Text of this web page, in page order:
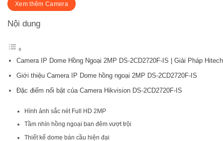
Xem thêm Camera
Nội dung
Camera IP Dome Hồng Ngoại 2MP DS-2CD2720F-IS | Giải Pháp Hitech
Giới thiệu Camera IP Dome hồng ngoại 2MP DS-2CD2720F-IS
Đặc điểm nổi bật của Camera Hikvision DS-2CD2720F-IS
Hình ảnh sắc nét Full HD 2MP
Tầm nhìn hồng ngoại ban đêm vượt trội
Thiết kế dome bán cầu hiện đại